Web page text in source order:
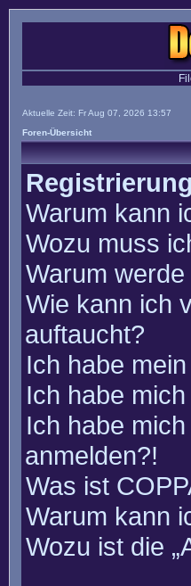
Aktuelle Zeit: Fr Aug 07, 2026 13:57
Foren-Übersicht
Warum kann
Wozu muss
Warum
Wie kann ich
auftaucht?
Ich habe
Ich habe
Ich habe
anmelden?!
Was ist
Warum kann
Wozu ist die